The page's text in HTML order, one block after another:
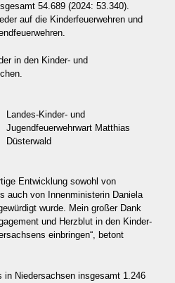
54.689 (2024: 53.340).
auf die Kinderfeuerwehren und
in den Kinder- und
Landes-Kinder- und
Jugendfeuerwehrwart Matthias
Düsterwald
Entwicklung sowohl von
auch von Innenministerin Daniela
wurde. Mein großer Dank
und Herzblut in den Kinder-
einbringen“, betont
in Niedersachsen insgesamt 1.246